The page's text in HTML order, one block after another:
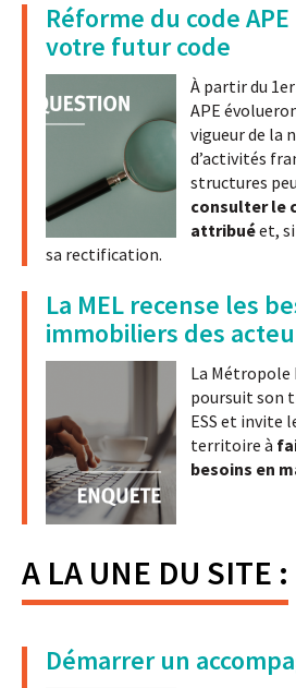
Réforme du code
votre futur code
À partir du
APE
vigueur de la
d’activités
structures
consulter le
attribuéet,
sa rectification.
La MEL recense les
immobiliers des
La Métropole
poursuit son
ESS et invite
territoire à
besoins en
A LA UNE DU SITE :
Démarrer un